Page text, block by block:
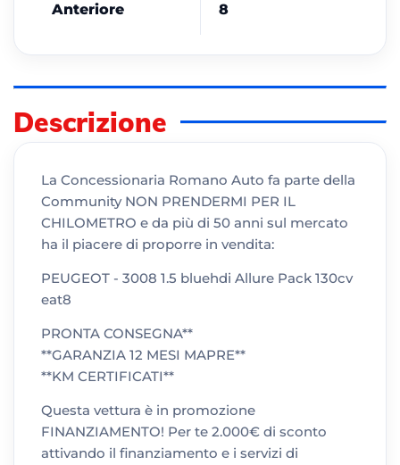
Anteriore 8
Descrizione
La Concessionaria Romano Auto fa parte della
Community NON PRENDERMI PER IL
CHILOMETRO e da più di 50 anni sul mercato
ha il piacere di proporre in vendita:
PEUGEOT - 3008 1.5 bluehdi Allure Pack 130cv
eat8
PRONTA CONSEGNA**
**GARANZIA 12 MESI MAPRE**
**KM CERTIFICATI**
Questa vettura è in promozione
FINANZIAMENTO! Per te 2.000€ di sconto
attivando il finanziamento e i servizi di